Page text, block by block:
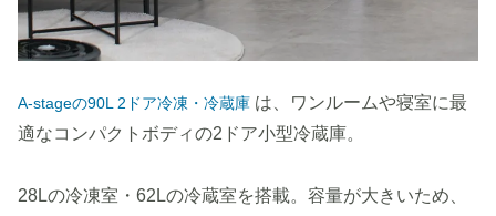
A-stageの90L 2ドア冷凍・冷蔵庫 は、ワンルームや寝室に最
適なコンパクトボディの2ドア小型冷蔵庫。
28Lの冷凍室・62Lの冷蔵室を搭載。容量が大きいため、